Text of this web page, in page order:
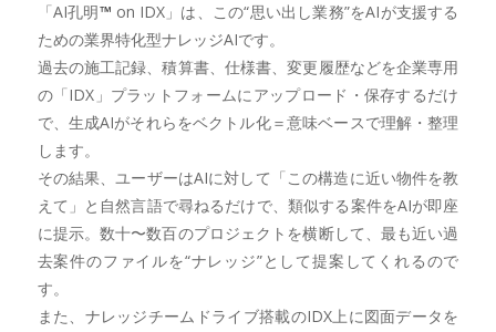
「AI孔明™ on IDX」は、この“思い出し業務”をAIが支援する
ための業界特化型ナレッジAIです。
過去の施工記録、積算書、仕様書、変更履歴などを企業専用
の「IDX」プラットフォームにアップロード・保存するだけ
で、生成AIがそれらをベクトル化＝意味ベースで理解・整理
します。
その結果、ユーザーはAIに対して「この構造に近い物件を教
えて」と自然言語で尋ねるだけで、類似する案件をAIが即座
に提示。数十〜数百のプロジェクトを横断して、最も近い過
去案件のファイルを“ナレッジ”として提案してくれるので
す。
また、ナレッジチームドライブ搭載のIDX上に図面データを